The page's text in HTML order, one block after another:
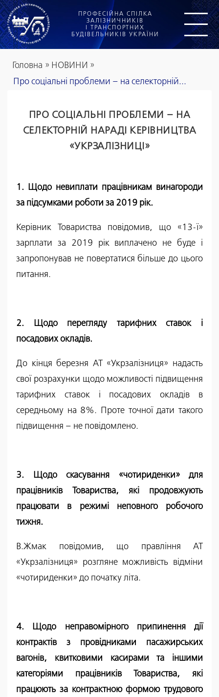
ПРОФЕСІЙНА СПІЛКА
ЗАЛІЗНИЧНИКІВ
І ТРАНСПОРТНИХ
БУДІВЕЛЬНИКІВ УКРАЇНИ
Головна » НОВИНИ »
Про соціальні проблеми – на селекторній...
ПРО СОЦІАЛЬНІ ПРОБЛЕМИ – НА
СЕЛЕКТОРНІЙ НАРАДІ КЕРІВНИЦТВА
«УКРЗАЛІЗНИЦІ»
1. Щодо невиплати працівникам винагороди
за підсумками роботи за 2019 рік.
Керівник Товариства повідомив, що «13-ї»
зарплати за 2019 рік виплачено не буде і
запропонував не повертатися більше до цього
питання.
2. Щодо перегляду тарифних ставок і
посадових окладів.
До кінця березня АТ «Укрзалізниця» надасть
свої розрахунки щодо можливості підвищення
тарифних ставок і посадових окладів в
середньому на 8%. Проте точної дати такого
підвищення – не повідомлено.
3. Щодо скасування «чотириденки» для
працівників Товариства, які продовжують
працювати в режимі неповного робочого
тижня.
В.Жмак повідомив, що правління АТ
«Укрзалізниця» розгляне можливість відміни
«чотириденки» до початку літа.
4. Щодо неправомірного припинення дії
контрактів з провідниками пасажирських
вагонів, квитковими касирами та іншими
категоріями працівників Товариства, які
працюють за контрактною формою трудового